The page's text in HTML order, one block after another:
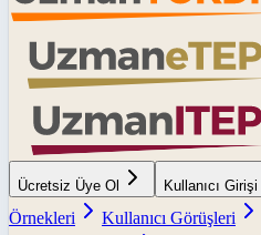
Ücretsiz Üye Ol Kullanıcı Girişi
Örnekleri
Kullanıcı Görüşleri